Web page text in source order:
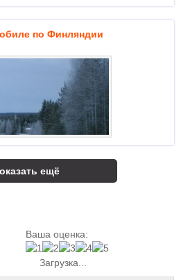
по Финляндии
ещё
Ваша оценка:
Загрузка...